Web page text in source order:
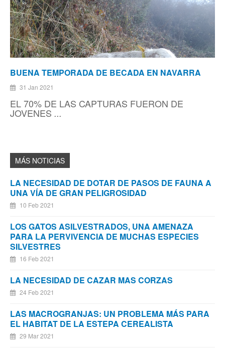
BUENA TEMPORADA DE BECADA EN NAVARRA
31 Jan 2021
EL 70% DE LAS CAPTURAS FUERON DE
JOVENES ...
LA NECESIDAD DE DOTAR DE PASOS DE FAUNA A
UNA VÍA DE GRAN PELIGROSIDAD
10 Feb 2021
LOS GATOS ASILVESTRADOS, UNA AMENAZA
PARA LA PERVIVENCIA DE MUCHAS ESPECIES
SILVESTRES
16 Feb 2021
LA NECESIDAD DE CAZAR MAS CORZAS
24 Feb 2021
LAS MACROGRANJAS: UN PROBLEMA MÁS PARA
EL HABITAT DE LA ESTEPA CEREALISTA
29 Mar 2021